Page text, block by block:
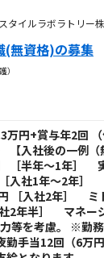
タイルラボラトリー
(無資格)の募集
）
万円+賞与年2回 （
【入社後の一例（
［半年～1年］
入社1年～2年］
［入社2年］ ミ
2年半］ マネー
等を考慮。 ※勤
勤手当12回（6万